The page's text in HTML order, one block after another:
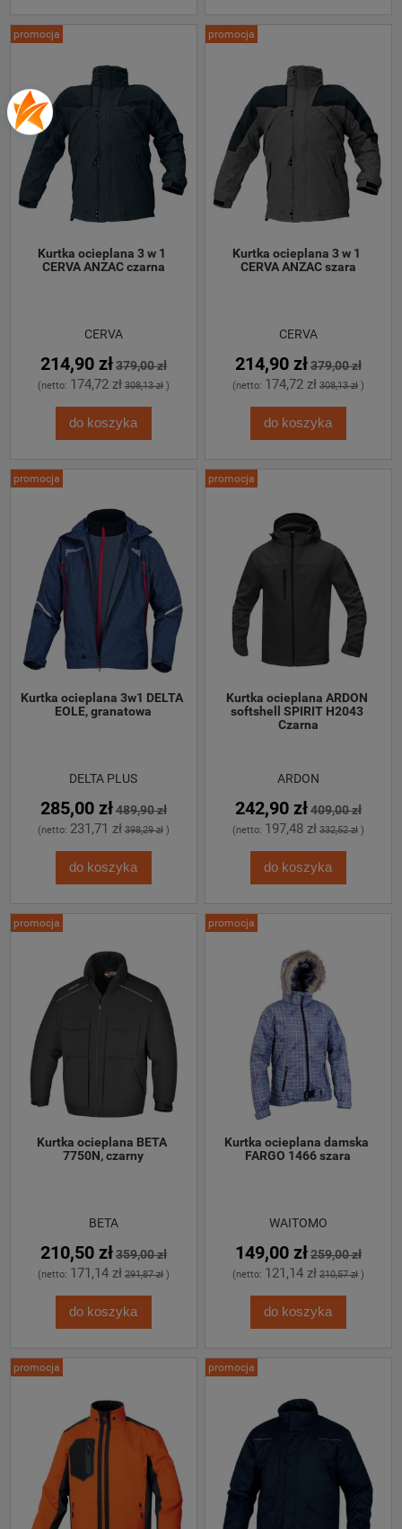
Kurtka ocieplana 3 w 1
CERVA ANZAC czarna
CERVA
214,90 zł379,00 zł
(netto: 174,72 zł 308,13 zł)
do koszyka
promocja
Kurtka ocieplana 3 w 1
CERVA ANZAC szara
CERVA
214,90 zł379,00 zł
(netto: 174,72 zł 308,13 zł)
do koszyka
promocja
Kurtka ocieplana 3w1 DELTA
EOLE, granatowa
DELTA PLUS
285,00 zł489,90 zł
(netto: 231,71 zł 398,29 zł)
do koszyka
promocja
Kurtka ocieplana ARDON
softshell SPIRIT H2043
Czarna
ARDON
242,90 zł409,00 zł
(netto: 197,48 zł 332,52 zł)
do koszyka
promocja
Kurtka ocieplana BETA
7750N, czarny
BETA
210,50 zł359,00 zł
(netto: 171,14 zł 291,87 zł)
do koszyka
promocja
Kurtka ocieplana damska
FARGO 1466 szara
WAITOMO
149,00 zł259,00 zł
(netto: 121,14 zł 210,57 zł)
do koszyka
promocja
promocja promocja